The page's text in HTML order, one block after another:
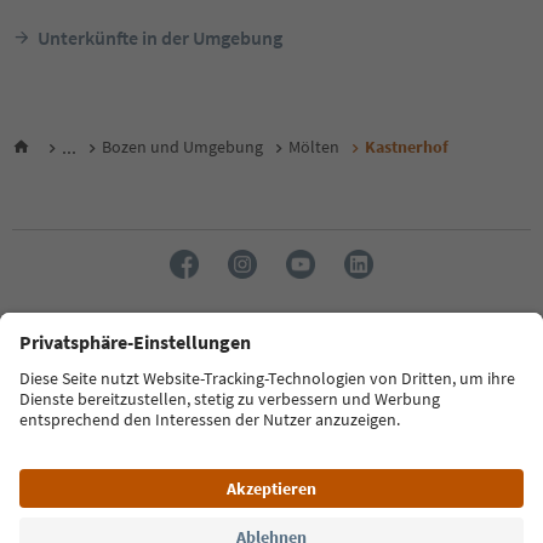
Unterkünfte in der Umgebung
... Bozen und Umgebung Mölten Kastnerhof
Sprache: Deutsch
FAQ Kontakt Presse MICE Datenschutzerklärung
Zugänglichkeitserklärung